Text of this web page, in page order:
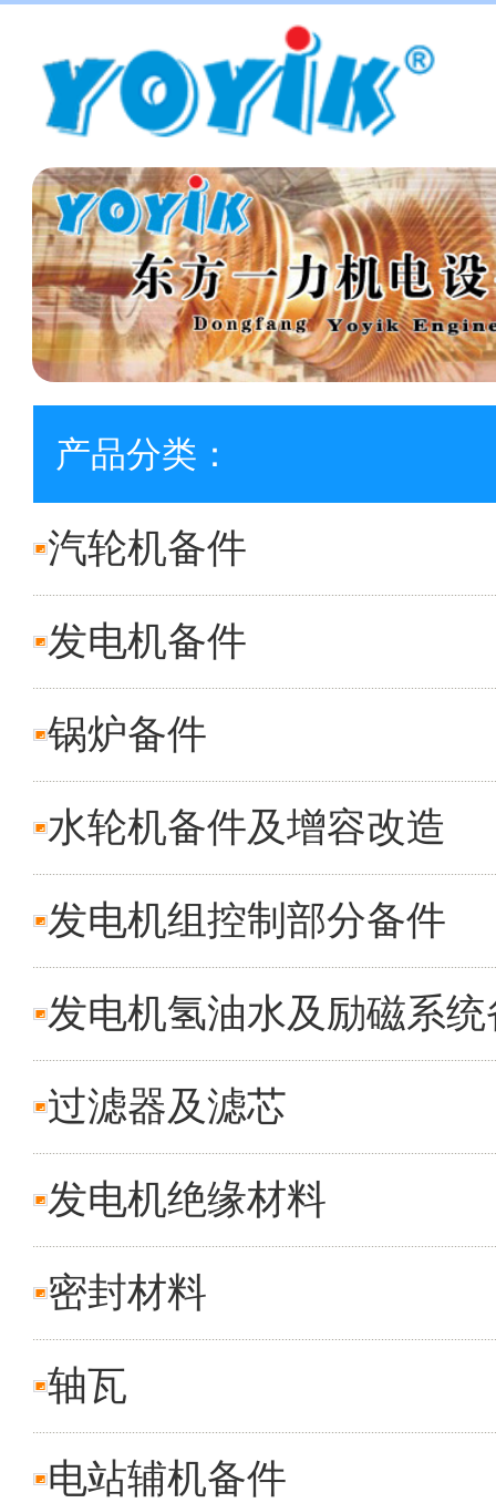
产品分类：
汽轮机备件
发电机备件
锅炉备件
水轮机备件及增容改造
发电机组控制部分备件
发电机氢油水及励磁系统
过滤器及滤芯
发电机绝缘材料
密封材料
轴瓦
电站辅机备件